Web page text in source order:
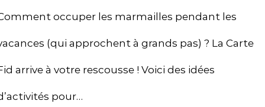
occuper les marmailles pendant les
(qui approchent à grands pas) ? La Carte
arrive à votre rescousse ! Voici des idées
pour…